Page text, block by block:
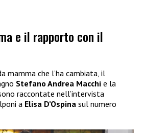
e il rapporto con il
mamma che l’ha cambiata, il
Stefano Andrea Macchi e la
raccontate nell’intervista
a Elisa D’Ospina sul numero